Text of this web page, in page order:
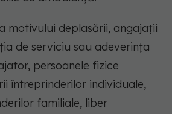
motivului deplasării, angajații
de serviciu sau adeverința
persoanele fizice
întreprinderilor individuale,
familiale, liber